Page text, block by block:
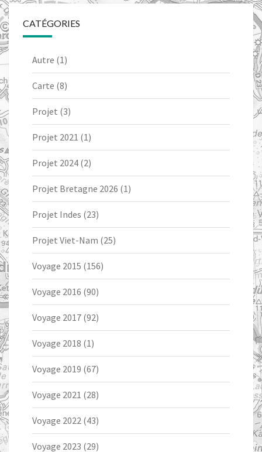
CATÉGORIES
Autre (1)
Carte (8)
Projet (3)
Projet 2021 (1)
Projet 2024 (2)
Projet Bretagne 2026 (1)
Projet Indes (23)
Projet Viet-Nam (25)
Voyage 2015 (156)
Voyage 2016 (90)
Voyage 2017 (92)
Voyage 2018 (1)
Voyage 2019 (67)
Voyage 2021 (28)
Voyage 2022 (43)
Voyage 2023 (29)